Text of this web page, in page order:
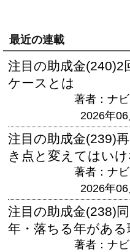
最近の連載
注目の助成金(240)2
ケースとは
著者：ナ
2026年
注目の助成金(239)
き点と変えてはい
著者：ナ
2026年
注目の助成金(238)
年・落ちる年がある
著者：ナ